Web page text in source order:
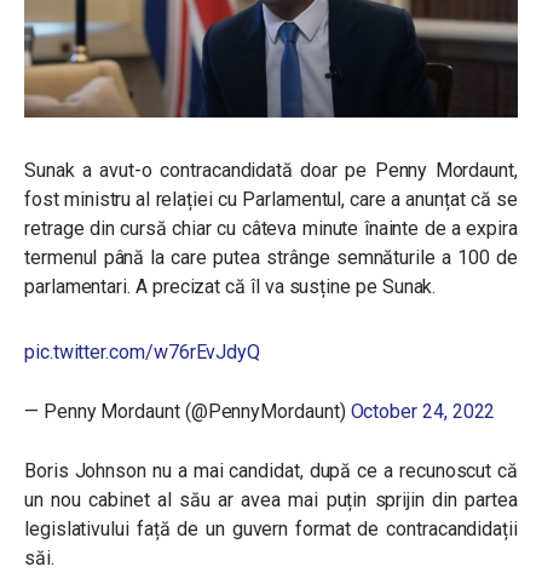
Sunak a avut-o contracandidată doar pe Penny Mordaunt,
fost ministru al relației cu Parlamentul, care a anunțat că se
retrage din cursă chiar cu câteva minute înainte de a expira
termenul până la care putea strânge semnăturile a 100 de
parlamentari. A precizat că îl va susține pe Sunak.
pic.twitter.com/w76rEvJdyQ
— Penny Mordaunt (@PennyMordaunt) October 24, 2022
Boris Johnson nu a mai candidat, după ce a recunoscut că
un nou cabinet al său ar avea mai puțin sprijin din partea
legislativului față de un guvern format de contracandidații
săi.